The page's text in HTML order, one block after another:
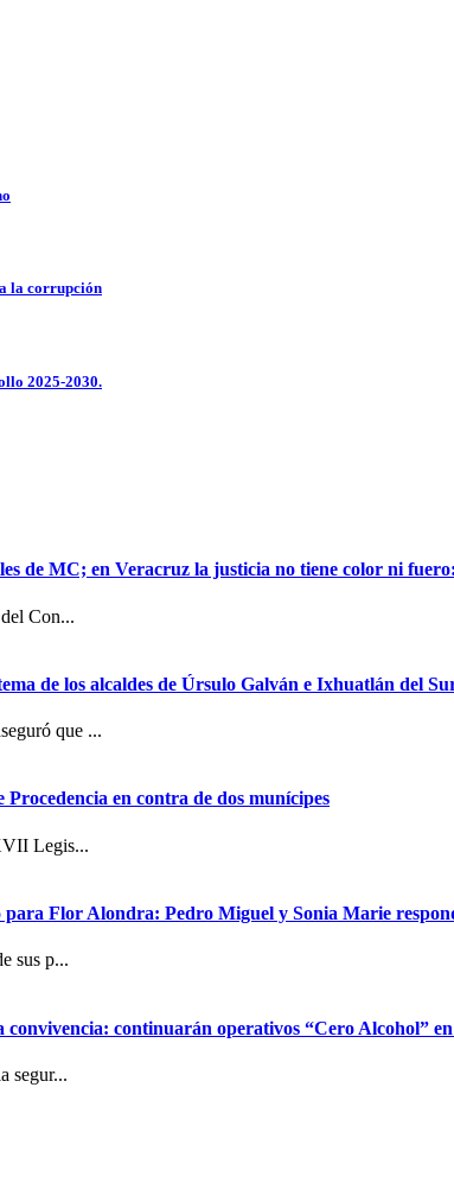
la corrupción
2025-2030.
de MC; en Veracruz la justicia no tiene color ni
Con...
de los alcaldes de Úrsulo Galván e Ixhuatlán del
que ...
en contra de dos munícipes
Legis...
para Flor Alondra: Pedro Miguel y Sonia Marie
sus p...
continuarán operativos “Cero Alcohol”
segur...